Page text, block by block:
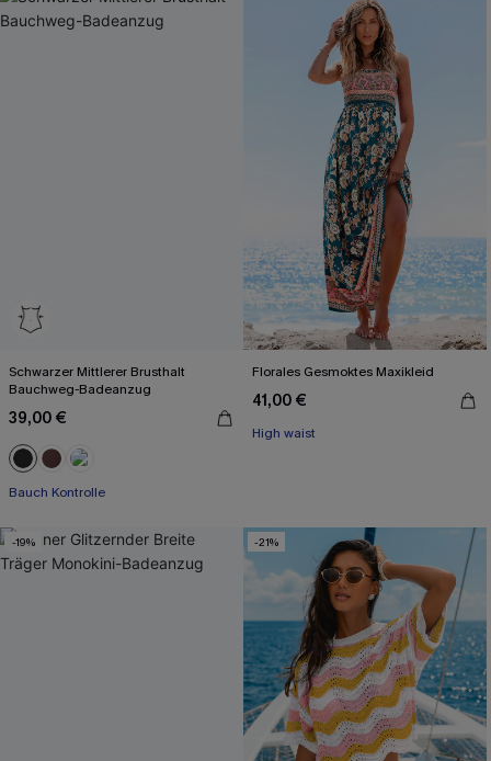
Schwarzer Mittlerer Brusthalt
Bauchweg-Badeanzug
39,00 €
Bauch Kontrolle
Florales Gesmoktes Maxikleid
41,00 €
High waist
-19% -21%